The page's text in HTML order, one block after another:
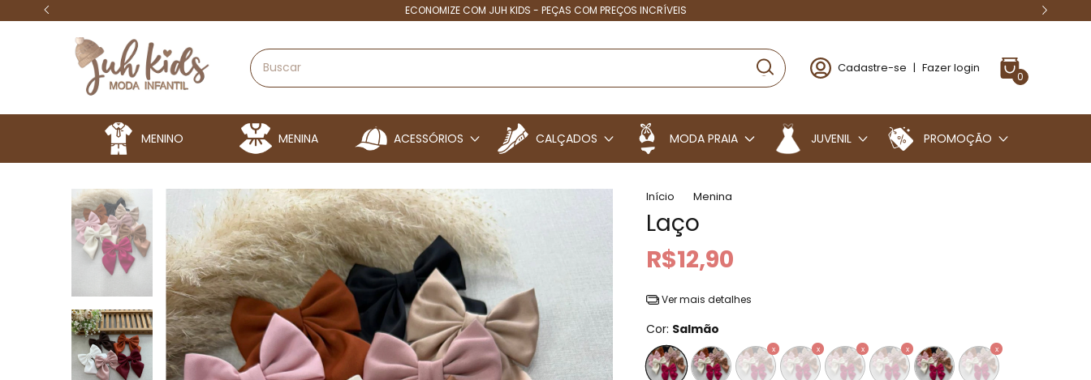
ECONOMIZE COM JUH KIDS - PEÇAS COM PREÇOS INCRÍVEIS
Cadastre-se | Fazer login
0
MENINO MENINA ACESSÓRIOS CALÇADOS MODA PRAIA JUVENIL PROMOÇÃO
Início Menina
Laço
R$12,90
Ver mais detalhes
Cor: Salmão